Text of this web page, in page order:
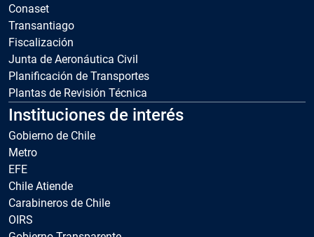
Conaset
Transantiago
Fiscalización
Junta de Aeronáutica Civil
Planificación de Transportes
Plantas de Revisión Técnica
Instituciones de interés
Gobierno de Chile
Metro
EFE
Chile Atiende
Carabineros de Chile
OIRS